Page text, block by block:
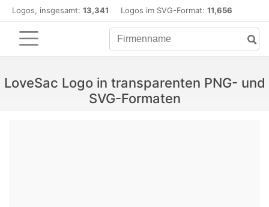
Logos, insgesamt: 13,341 Logos im SVG-Format: 11,656
LoveSac Logo in transparenten PNG- und
SVG-Formaten